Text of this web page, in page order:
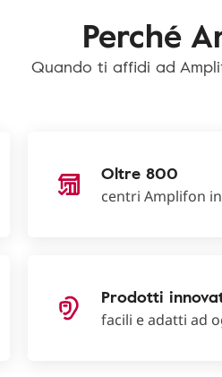
Perché
Quando ti affidi ad
Oltre 800
centri Amplifon
Prodotti
facili e adatti ad